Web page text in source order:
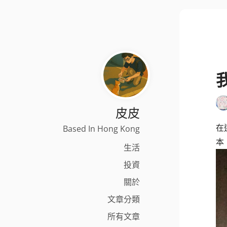
皮皮
Based In Hong Kong
生活
投資
關於
文章分類
所有文章
在
本